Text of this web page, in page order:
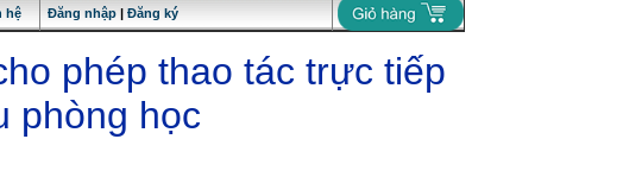
hệ Đăng nhập | Đăng ký
phép thao tác trực tiếp
phòng học